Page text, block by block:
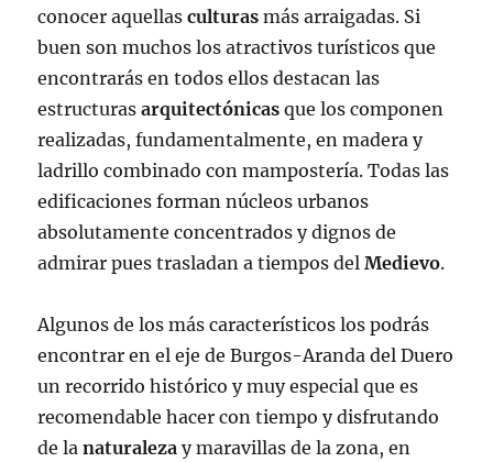
conocer aquellasculturas más arraigadas. Si
buen son muchos los atractivos turísticos que
encontrarás en todos ellos destacan las
estructurasarquitectónicas que los componen
realizadas, fundamentalmente, en madera y
ladrillo combinado con mampostería. Todas las
edificaciones forman núcleos urbanos
absolutamente concentrados y dignos de
admirar pues trasladan a tiempos del Medievo.
Algunos de los más característicos los podrás
encontrar en el eje de Burgos-Aranda del Duero
un recorrido histórico y muy especial que es
recomendable hacer con tiempo y disfrutando
de la naturaleza y maravillas de la zona, en